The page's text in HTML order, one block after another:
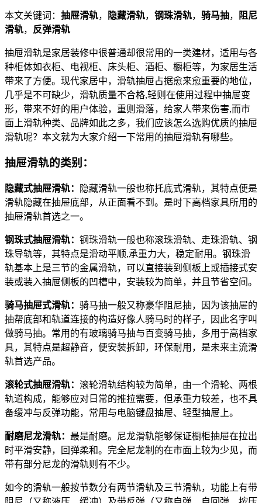
本文关键词： 抽屉滑轨， 隐藏滑轨， 钢珠滑轨， 骑马抽，
阻尼
滑轨， 反弹滑轨
抽屉滑轨是家居装修中很普通却很常用的一类建材，适用与各
种柜体如衣柜、电视柜、床头柜、酒柜、橱柜等，为家居生活
带来了方便。现代家居中，滑轨抽屉占据愈来愈重要的地位，
几乎是不可缺少，滑轨质量不合格,轻则在使用过程中抽屉变
形，带来不好的用户体验，重则滑落，给家人带来伤害,而市
面上滑轨种类、品牌如此之多，我们应该怎么选购优质的抽屉
滑轨呢？本文就为大家介绍一下常用的抽屉滑轨有哪些。
抽屉滑轨的类别：
隐藏式抽屉滑轨：
隐藏滑轨一般也称托底式滑轨，其特点便是
滑轨隐藏在抽屉底部，从正面看不到。是时下高档家具所用的
抽屉滑轨首选之一。
钢珠式抽屉滑轨： 钢珠滑轨一般也称滚珠滑轨、走珠滑轨、钢
珠导轨等，其特点是滑动平顺,承重力大，稳定耐用。钢珠滑
轨基本上是三节的金属滑轨，可以直接装到侧板上或插接式安
装或装入抽屉侧板的凹槽中，安装较为简单，并且节省空间。
骑马抽屉式滑轨： 骑马抽一般又称豪华阻尼抽，因为该抽屉的
抽帮底部和轨道连接的构造好像人骑马时的样子，因此名字叫
做骑马抽。常用的有玻璃骑马抽与百变骑马抽，多用于高档家
具，其特点是超静音，便安装拆卸，环保耐用，是未来主流滑
轨首选产品。
滚轮式抽屉滑轨： 滚轮滑轨结构较为简单，由一个滑轮、两根
轨道构成，能够应对日常的推拉需要，但承重力较差，也不具
备缓冲与反弹功能，常用与电脑键盘抽屉、轻型抽屉上。
耐磨尼龙滑轨： 最是耐磨。尼龙滑轨能够保证橱柜抽屉在拉出
时平滑安静，回弹柔和。完全尼龙制的在市面上较为少见，而
带有部分尼龙的滑轨则有不少。
如今的滑轨一般按节数分有两节滑轨及三节滑轨，功能上有带